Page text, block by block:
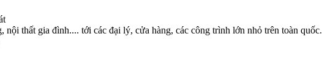
nội thất gia đình.... tới các đại lý, cửa hàng, các công trình lớn nhỏ trên toàn quốc.